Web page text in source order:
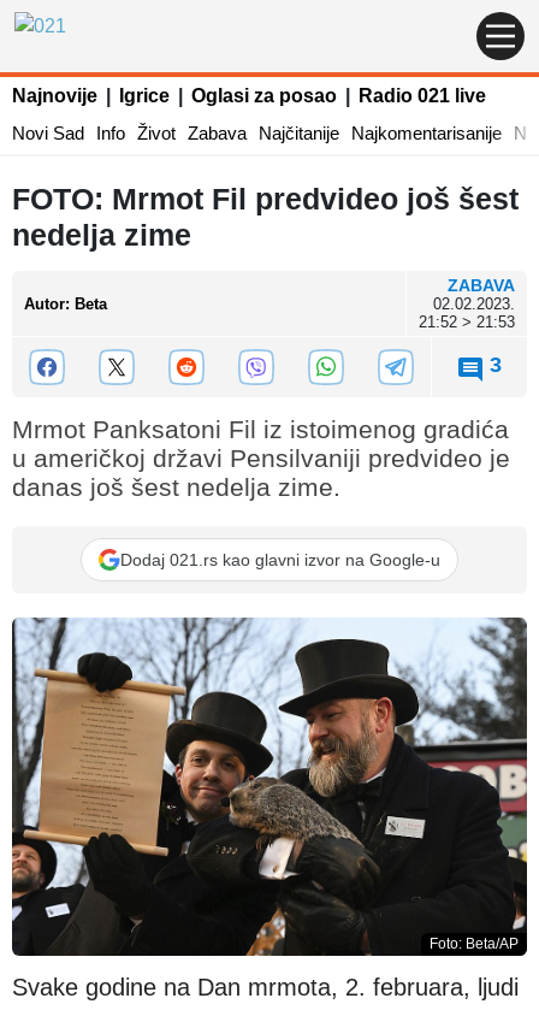
Najnovije Igrice Oglasi za posao
Radio 021 live
Novi Sad
Info Život Zabava Najčitanije Najkomentarisanije
FOTO: Mrmot Fil predvideo još šest
nedelja zime
Autor: Beta
ZABAVA
02.02.2023.
21:52 > 21:53
3
Mrmot Panksatoni Fil iz istoimenog gradića
u američkoj državi Pensilvaniji predvideo je
danas još šest nedelja zime.
Dodaj 021.rs kao glavni izvor na Google-u
Foto: Beta/AP
Svake godine na Dan mrmota, 2. februara, ljudi